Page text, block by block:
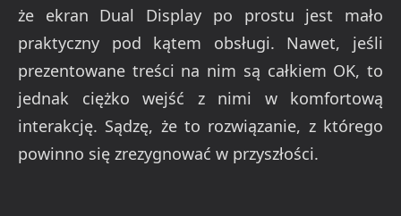
że ekran Dual Display po prostu jest mało
praktyczny pod kątem obsługi. Nawet, jeśli
prezentowane treści na nim są całkiem OK, to
jednak ciężko wejść z nimi w komfortową
interakcję. Sądzę, że to rozwiązanie, z którego
powinno się zrezygnować w przyszłości.